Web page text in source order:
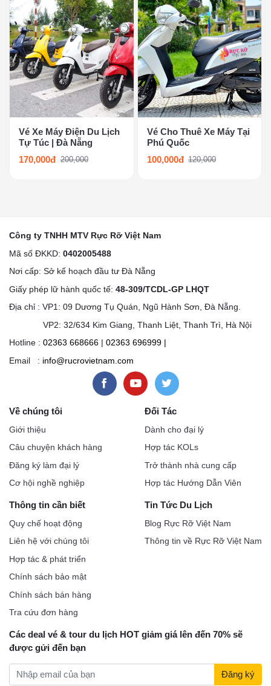
Vé Xe Máy Điện Du Lịch
Tự Túc | Đà Nẵng
170,000đ 200,000
Vé Cho Thuê Xe Máy Tại
Phú Quốc
100,000đ 120,000
Công ty TNHH MTV Rực Rỡ Việt Nam
Mã số ĐKKD: 0402005488
Nơi cấp: Sở kế hoạch đầu tư Đà Nẵng
Giấy phép lữ hành quốc tế: 48-309/TCDL-GP LHQT
Địa chỉ : VP1: 09 Dương Tụ Quán, Ngũ Hành Sơn, Đà Nẵng.
VP2: 32/634 Kim Giang, Thanh Liệt, Thanh Trì, Hà Nội
Hotline : 02363 668666 | 02363 696999 |
Email : info@rucrovietnam.com
Về chúng tôi
Giới thiệu
Câu chuyện khách hàng
Đăng ký làm đại lý
Cơ hội nghề nghiệp
Đối Tác
Dành cho đại lý
Hợp tác KOLs
Trở thành nhà cung cấp
Hợp tác Hướng Dẫn Viên
Thông tin cần biết
Quy chế hoạt động
Liên hệ với chúng tôi
Hợp tác & phát triển
Chính sách bảo mật
Chính sách bán hàng
Tra cứu đơn hàng
Tin Tức Du Lịch
Blog Rực Rỡ Việt Nam
Thông tin về Rực Rỡ Việt Nam
Các deal vé & tour du lịch HOT giảm giá lên đến 70% sẽ
được gửi đến bạn
Đăng ký